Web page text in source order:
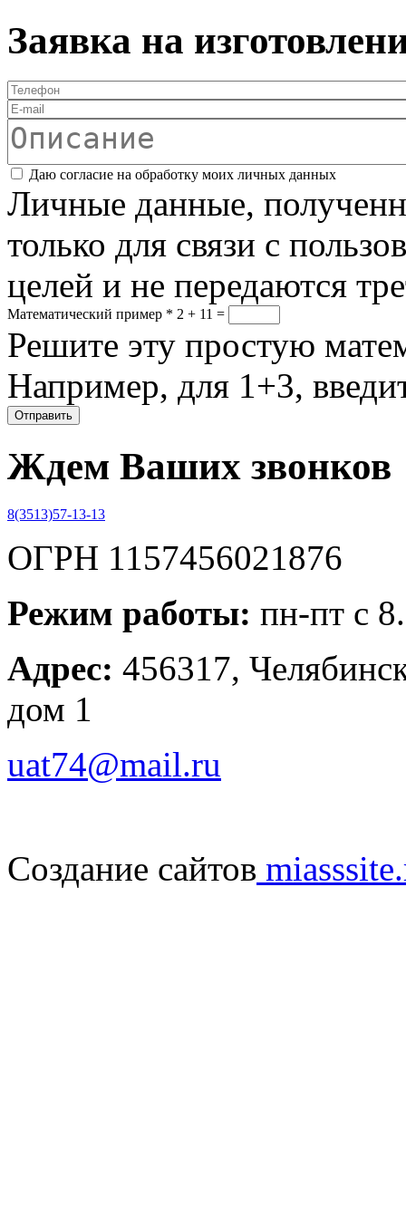
Заявка на
Телефон
E-mail
Описание
Соглашение*
Даю согласие на обработку моих личных данных
Личные данные,
только для связи с
целей и не передаются
Математический пример * 2 + 11 =
Решите эту простую
Например, для 1+3,
Ждем Ваших звонков
8(3513)57-13-13
ОГРН 1157456021876
Режим работы: пн-пт с
Адрес: 456317,
дом 1
uat74@mail.ru
Создание сайтов